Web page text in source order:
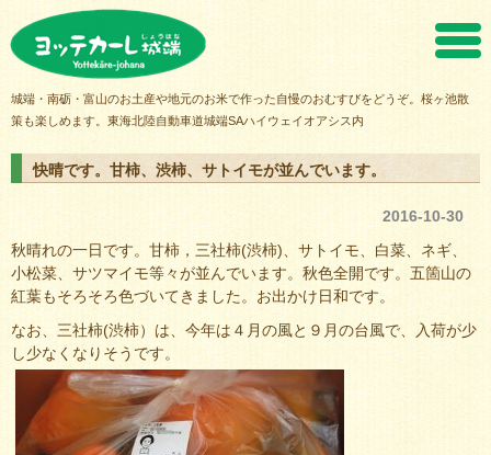
城端・南砺・富山のお土産や地元のお米で作った自慢のおむすびをどうぞ。桜ヶ池散
策も楽しめます。東海北陸自動車道城端SAハイウェイオアシス内
快晴です。甘柿、渋柿、サトイモが並んでいます。
2016-10-30
秋晴れの一日です。甘柿，三社柿(渋柿)、サトイモ、白菜、ネギ、
小松菜、サツマイモ等々が並んでいます。秋色全開です。五箇山の
紅葉もそろそろ色づいてきました。お出かけ日和です。
なお、三社柿(渋柿）は、今年は４月の風と９月の台風で、入荷が少
し少なくなりそうです。